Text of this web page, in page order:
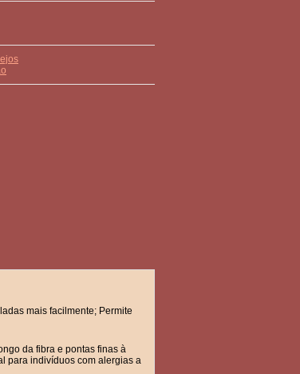
mais facilmente; Permite
da fibra e pontas finas à
para indivíduos com alergias a